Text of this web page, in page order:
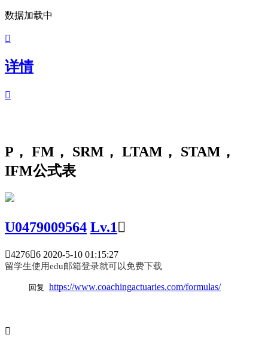
数据加载中

详情

P， FM， SRM， LTAM， STAM，
IFM公式表
U0479009564 Lv.1
42766 2020-5-10 01:15:27
留学生使用edu邮箱登录就可以免费下载
回复 https://www.coachingactuaries.com/formulas/
